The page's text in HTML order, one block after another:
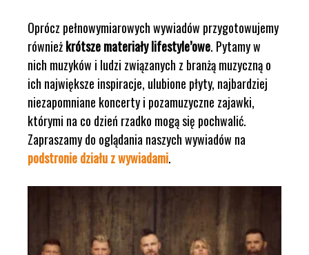
Oprócz pełnowymiarowych wywiadów przygotowujemy
równieżkrótsze materiały lifestyle’owe. Pytamy w
nich muzyków i ludzi związanych z branżą muzyczną o
ich największe inspiracje, ulubione płyty, najbardziej
niezapomniane koncerty i pozamuzyczne zajawki,
którymi na co dzień rzadko mogą się pochwalić.
Zapraszamy do oglądania naszych wywiadów na
podstronie działu z wywiadami.